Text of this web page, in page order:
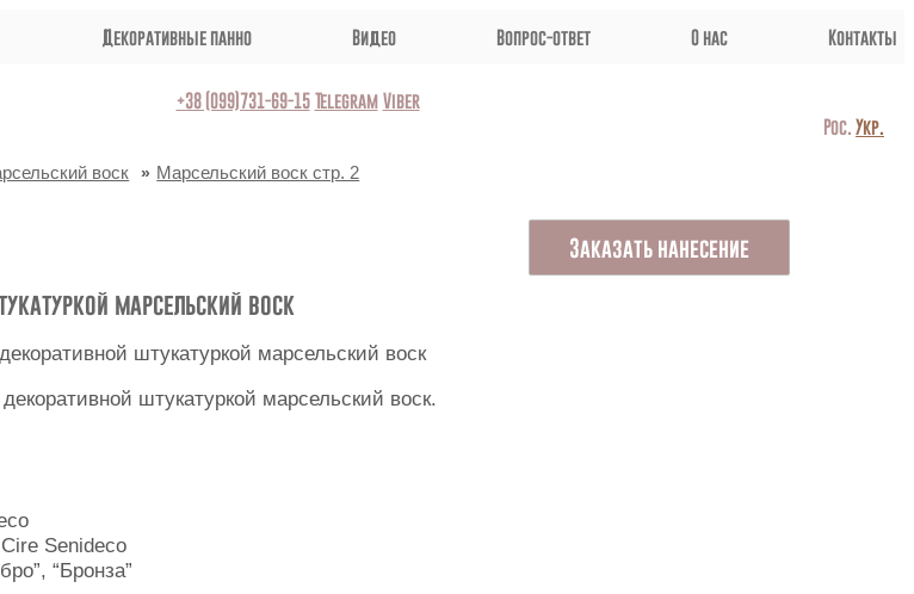
Декоративные панно Видео Вопрос-ответ О нас Контакты
+38 (099)731-69-15TelegramViber
воск Марсельский воск стр. 2
марсельский воск
штукатуркой марсельский воск.
Senideco
“Бронза”
Заказать нанесение
Рос.Укр.